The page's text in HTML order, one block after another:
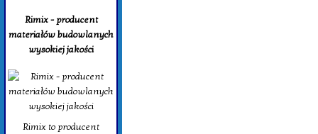
Rimix - producent
materiałów budowlanych
wysokiej jakości
Rimix to producent